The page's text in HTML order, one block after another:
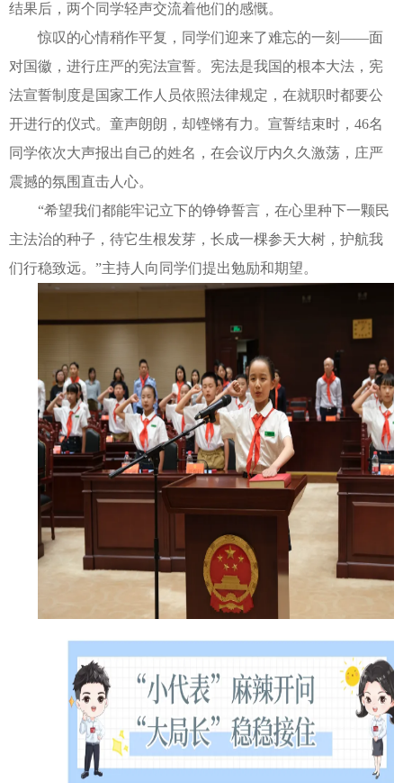
结果后，两个同学轻声交流着他们的感慨。
惊叹的心情稍作平复，同学们迎来了难忘的一刻——面
对国徽，进行庄严的宪法宣誓。宪法是我国的根本大法，宪
法宣誓制度是国家工作人员依照法律规定，在就职时都要公
开进行的仪式。童声朗朗，却铿锵有力。宣誓结束时，46名
同学依次大声报出自己的姓名，在会议厅内久久激荡，庄严
震撼的氛围直击人心。
“希望我们都能牢记立下的铮铮誓言，在心里种下一颗民
主法治的种子，待它生根发芽，长成一棵参天大树，护航我
们行稳致远。”主持人向同学们提出勉励和期望。